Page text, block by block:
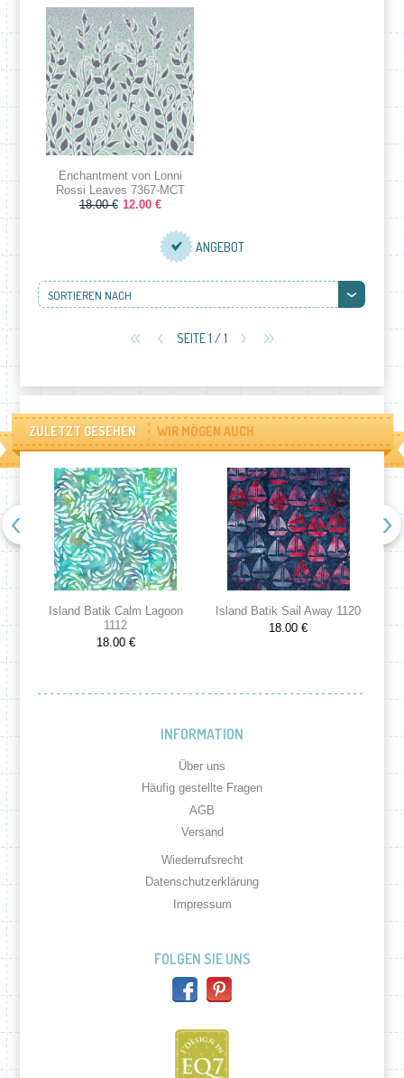
Enchantment von Lonni
Rossi Leaves 7367-MCT
18.00 € 12.00 €
ANGEBOT
SORTIEREN NACH
SEITE 1 / 1
ZULETZT GESEHEN WIR MÖGEN AUCH
Island Batik Calm Lagoon
1112
18.00 €
Island Batik Sail Away 1120
18.00 €
INFORMATION
Über uns
Häufig gestellte Fragen
AGB
Versand
Wiederrufsrecht
Datenschutzerklärung
Impressum
FOLGEN SIE UNS